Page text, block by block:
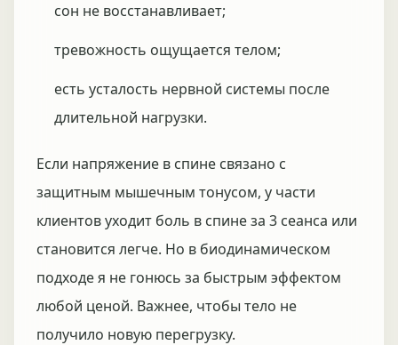
сон не восстанавливает;
тревожность ощущается телом;
есть усталость нервной системы после
длительной нагрузки.
Если напряжение в спине связано с
защитным мышечным тонусом, у части
клиентов уходит боль в спине за 3 сеанса или
становится легче. Но в биодинамическом
подходе я не гонюсь за быстрым эффектом
любой ценой. Важнее, чтобы тело не
получило новую перегрузку.